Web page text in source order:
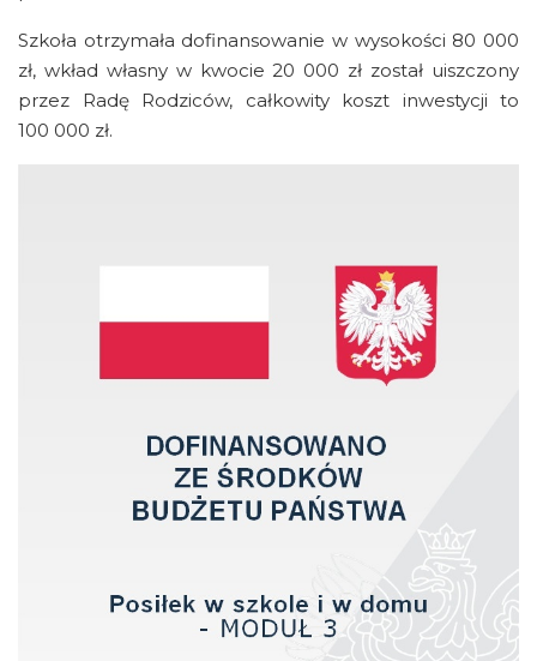
Szkoła otrzymała dofinansowanie w wysokości 80 000
zł, wkład własny w kwocie 20 000 zł został uiszczony
przez Radę Rodziców, całkowity koszt inwestycji to
100 000 zł.